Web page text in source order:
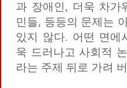
과 장애인, 더욱 차가
민들, 등등의 문제는
있지 않다. 어떤 면에
욱 드러나고 사회적
라는 주제 뒤로 가려